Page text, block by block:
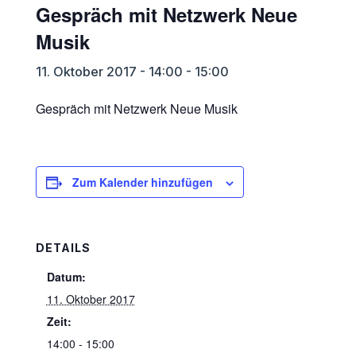
Gespräch mit Netzwerk Neue
Musik
11. Oktober 2017 - 14:00 - 15:00
Gespräch mit Netzwerk Neue Musik
Zum Kalender hinzufügen
DETAILS
Datum:
11. Oktober 2017
Zeit:
14:00 - 15:00